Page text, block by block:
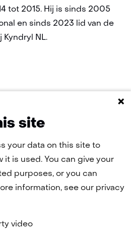
tot 2015. Hij is sinds 2005
en sinds 2023 lid van de
Kyndryl NL.
Disclaimer
site
your data on this site to
is used. You can give your
purposes, or you can
information, see our privacy
video